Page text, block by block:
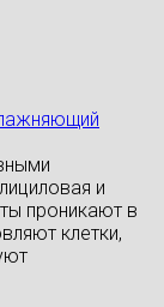
и
проникают в
клетки,